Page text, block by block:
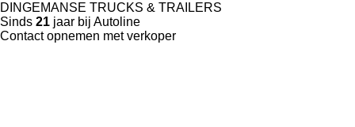
DINGEMANSE TRUCKS & TRAILERS
Sinds 21 jaar bij Autoline
Contact opnemen met verkoper